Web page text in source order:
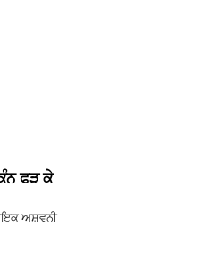
ਫੜ ਕੇ
ਅਸ਼ਵਨੀ